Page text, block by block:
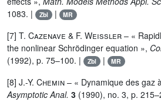
1083. |
Zbl | MR
[7] T. Cazenave & F. Weissler – «
the nonlinear Schrödinger equation »,
(1992), p. 75–100. |
Zbl | MR
[8] J.-Y. Chemin – « Dynamique des gaz
Asymptotic Anal. 3 (1990), no. 3, p.